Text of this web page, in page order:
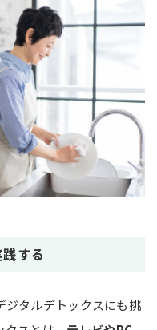
する
ジタルデトックスにも挑